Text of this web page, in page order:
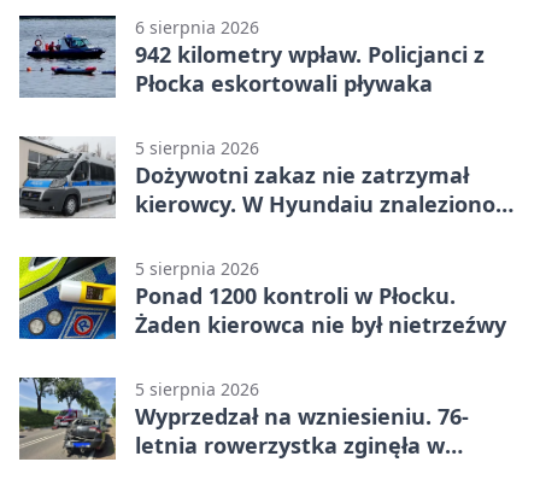
6 sierpnia 2026
942 kilometry wpław. Policjanci z
Płocka eskortowali pływaka
5 sierpnia 2026
Dożywotni zakaz nie zatrzymał
kierowcy. W Hyundaiu znaleziono
5 sierpnia 2026
Ponad 1200 kontroli w Płocku.
Żaden kierowca nie był nietrzeźwy
5 sierpnia 2026
Wyprzedzał na wzniesieniu. 76-
letnia rowerzystka zginęła w